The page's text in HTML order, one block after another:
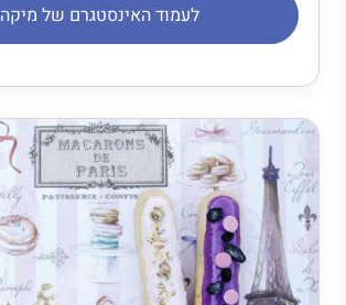
לעמוד האינסטגרם של מיקה